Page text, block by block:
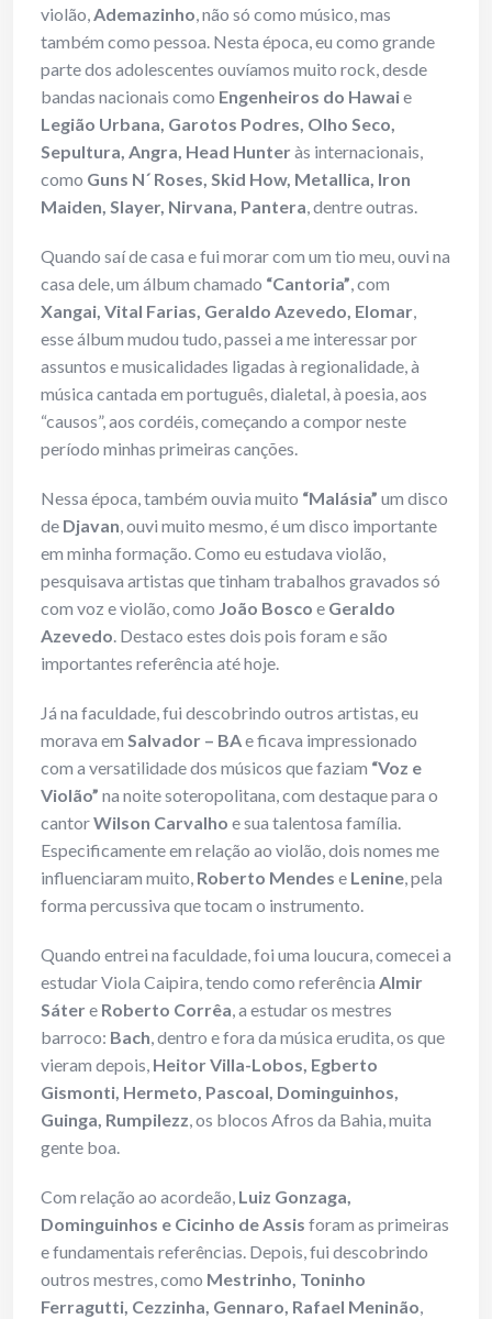
violão,Ademazinho, não só como músico, mas
também como pessoa. Nesta época, eu como grande
parte dos adolescentes ouvíamos muito rock, desde
bandas nacionais como Engenheiros do Hawaie
Legião Urbana, Garotos Podres, Olho Seco,
Sepultura, Angra, Head Hunteràs internacionais,
como Guns N´ Roses, Skid How, Metallica, Iron
Maiden, Slayer, Nirvana, Pantera, dentre outras.
Quando saí de casa e fui morar com um tio meu, ouvi na
casa dele, um álbum chamado “Cantoria”, com
Xangai, Vital Farias, Geraldo Azevedo, Elomar,
esse álbum mudou tudo, passei a me interessar por
assuntos e musicalidades ligadas à regionalidade, à
música cantada em português, dialetal, à poesia, aos
“causos”, aos cordéis, começando a compor neste
período minhas primeiras canções.
Nessa época, também ouvia muito “Malásia” um disco
de Djavan, ouvi muito mesmo, é um disco importante
em minha formação. Como eu estudava violão,
pesquisava artistas que tinham trabalhos gravados só
com voz e violão, como João Bosco e Geraldo
Azevedo. Destaco estes dois pois foram e são
importantes referência até hoje.
Já na faculdade, fui descobrindo outros artistas, eu
morava em Salvador – BAe ficava impressionado
com a versatilidade dos músicos que faziam “Voz e
Violão” na noite soteropolitana, com destaque para o
cantorWilson Carvalho e sua talentosa família.
Especificamente em relação ao violão, dois nomes me
influenciaram muito, Roberto Mendes e Lenine, pela
forma percussiva que tocam o instrumento.
Quando entrei na faculdade, foi uma loucura, comecei a
estudar Viola Caipira, tendo como referência Almir
Sátere Roberto Corrêa, a estudar os mestres
barroco: Bach, dentro e fora da música erudita, os que
vieram depois, Heitor Villa-Lobos, Egberto
Gismonti, Hermeto, Pascoal, Dominguinhos,
Guinga, Rumpilezz, os blocos Afros da Bahia, muita
gente boa.
Com relação ao acordeão, Luiz Gonzaga,
Dominguinhos e Cicinho de Assis foram as primeiras
e fundamentais referências. Depois, fui descobrindo
outros mestres, como Mestrinho, Toninho
Ferragutti, Cezzinha, Gennaro, Rafael Meninão,